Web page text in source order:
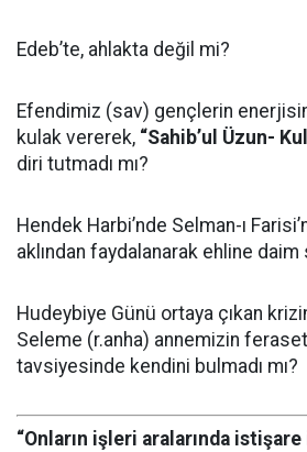
Edeb’te, ahlakta değil mi?
Efendimiz (sav) gençlerin
kulak vererek, “Sahib’ul Üzun-
diri tutmadı mı?
Hendek Harbi’nde Selman-ı
aklından faydalanarak ehline daim
Hudeybiye Günü ortaya çıkan
Seleme (r.anha) annemizin
tavsiyesinde kendini bulmadı mı?
“Onların işleri aralarında